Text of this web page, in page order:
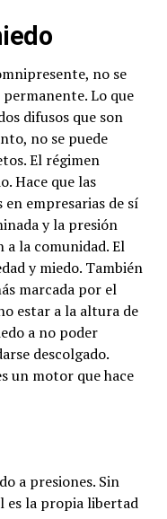
no se
Lo que
difusos que son
no se puede
El régimen
Hace que las
empresarias de sí
y la presión
a la comunidad. El
y miedo. También
marcada por el
estar a la altura de
a no poder
descolgado.
un motor que hace
a presiones. Sin
es la propia libertad